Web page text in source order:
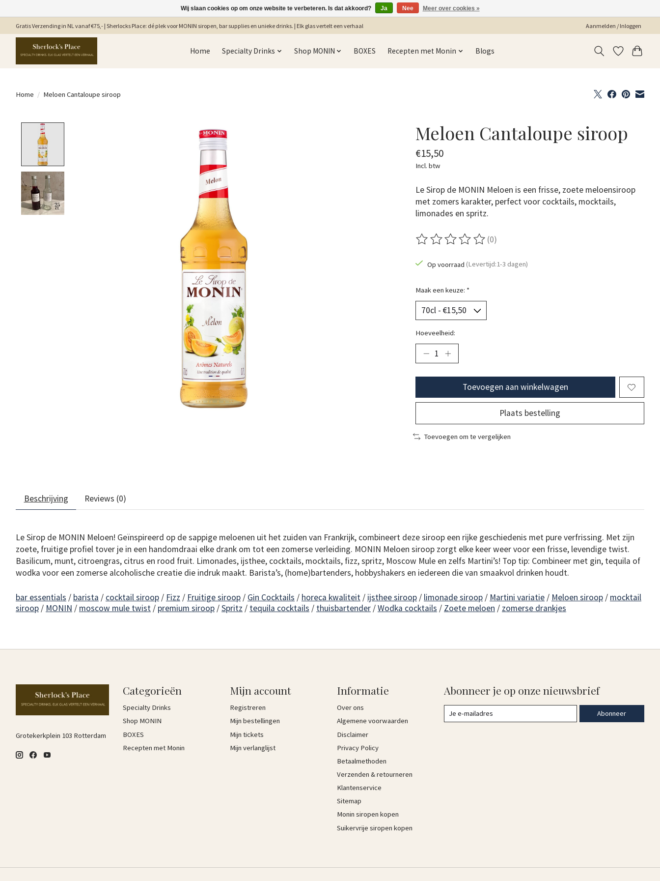
Gratis Verzending in NL vanaf €75,- | Sherlocks Place: dé plek voor MONIN siropen, bar supplies en unieke drinks. | Elk glas vertelt een verhaal Aanmelden / Inloggen
Home Specialty Drinks Shop MONIN BOXES Recepten met Monin Blogs
Home / Meloen Cantaloupe siroop
Meloen Cantaloupe siroop
€15,50
Incl. btw
Le Sirop de MONIN Meloen is een frisse, zoete meloensiroop
met zomers karakter, perfect voor cocktails, mocktails,
limonades en spritz.
De beoordeling van dit product is
(0)
Op voorraad (Levertijd:1-3 dagen)
Maak een keuze: *
Hoeveelheid:
Toevoegen aan winkelwagen
Plaats bestelling
Toevoegen om te vergelijken
Beschrijving Reviews (0)
Le Sirop de MONIN Meloen! Geïnspireerd op de sappige meloenen uit het zuiden van Frankrijk, combineert deze siroop een rijke geschiedenis met pure verfrissing. Met zijn
zoete, fruitige profiel tover je in een handomdraai elke drank om tot een zomerse verleiding. MONIN Meloen siroop zorgt elke keer weer voor een frisse, levendige twist.
Basilicum, munt, citroengras, citrus en rood fruit. Limonades, ijsthee, cocktails, mocktails, fizz, spritz, Moscow Mule en zelfs Martini’s! Top tip: Combineer met gin, tequila of
wodka voor een zomerse alcoholische creatie die indruk maakt. Barista’s, (home)bartenders, hobbyshakers en iedereen die van smaakvol drinken houdt.
bar essentials / barista / cocktail siroop / Fizz / Fruitige siroop / Gin Cocktails / horeca kwaliteit / ijsthee siroop / limonade siroop / Martini variatie / Meloen siroop / mocktail
siroop / MONIN / moscow mule twist / premium siroop /Spritz / tequila cocktails / thuisbartender /Wodka cocktails / Zoete meloen / zomerse drankjes
Grotekerkplein 103 Rotterdam
Categorieën
Specialty Drinks
Shop MONIN
BOXES
Recepten met Monin
Mijn account
Registreren
Mijn bestellingen
Mijn tickets
Mijn verlanglijst
Informatie
Over ons
Algemene voorwaarden
Disclaimer
Privacy Policy
Betaalmethoden
Verzenden & retourneren
Klantenservice
Sitemap
Monin siropen kopen
Suikervrije siropen kopen
Abonneer je op onze nieuwsbrief
Abonneer
Wij slaan cookies op om onze website te verbeteren. Is dat akkoord? Ja Nee Meer over cookies »